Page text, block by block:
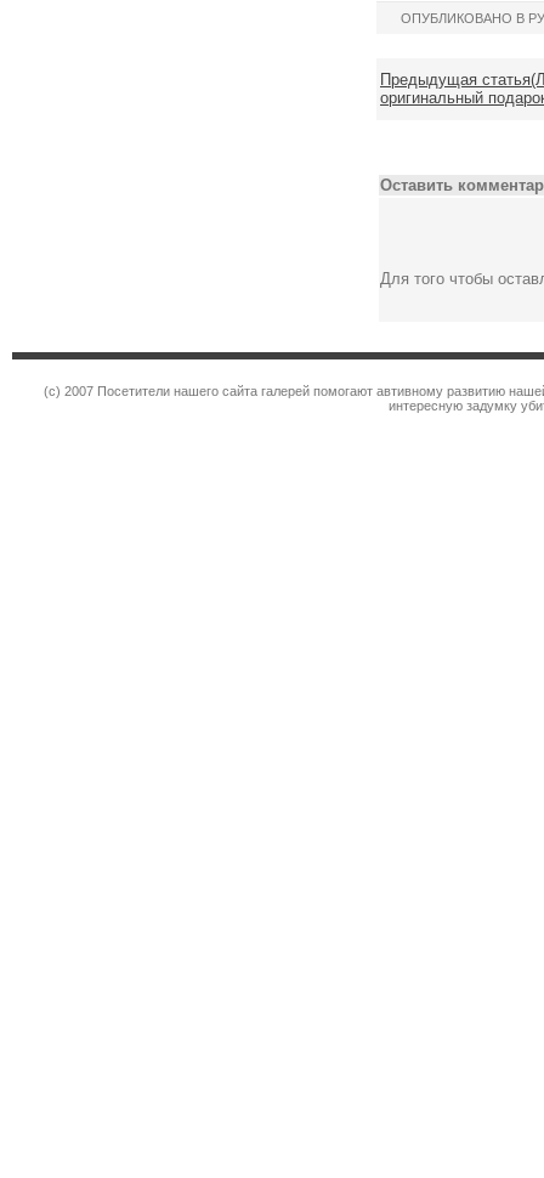
ОПУБЛИКОВАНО В
Предыдущая
оригинальный
Оставить
Для того чтобы
(c) 2007 Посетители нашего сайта галерей помогают автивному развитию
интересную задумку